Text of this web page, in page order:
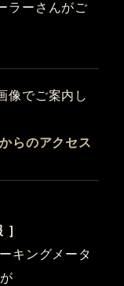
ラーさんがご
像でご案内し
らのアクセス
キングメータ